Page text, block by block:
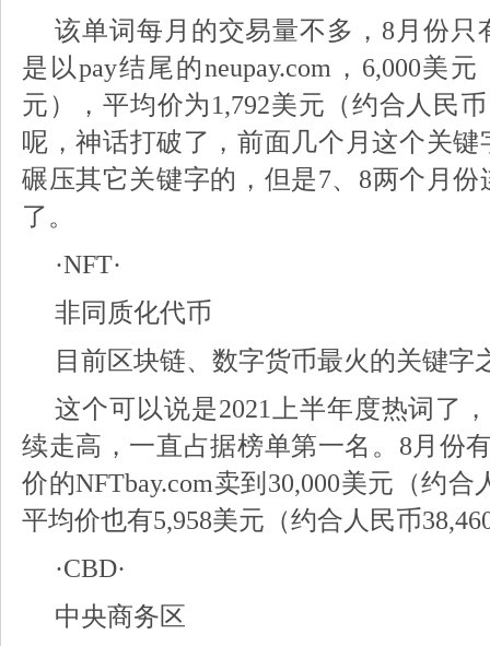
该单词每月的交易量不多，8月份只
是以pay结尾的neupay.com，6,000美
元），平均价为1,792美元（约合人民
呢，神话打破了，前面几个月这个关
碾压其它关键字的，但是7、8两个月
了。
·NFT·
非同质化代币
目前区块链、数字货币最火的关键字
这个可以说是2021上半年度热词了
续走高，一直占据榜单第一名。8月份
价的NFTbay.com卖到30,000美元（约合
平均价也有5,958美元（约合人民币
·CBD·
中央商务区